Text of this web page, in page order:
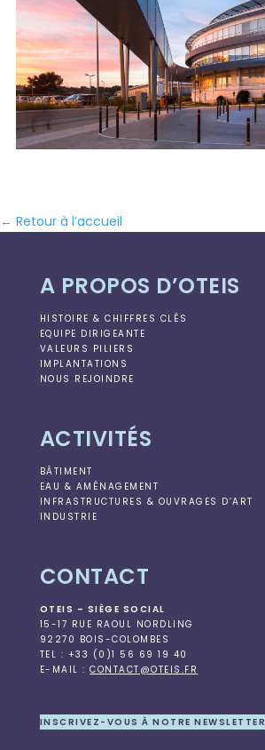
← Retour à l’accueil
A PROPOS D’OTEIS
HISTOIRE & CHIFFRES CLÉS
EQUIPE DIRIGEANTE
VALEURS PILIERS
IMPLANTATIONS
NOUS REJOINDRE
ACTIVITÉS
BÂTIMENT
EAU & AMÉNAGEMENT
INFRASTRUCTURES & OUVRAGES D’ART
INDUSTRIE
CONTACT
OTEIS – SIÈGE SOCIAL
15-17 RUE RAOUL NORDLING
92270 BOIS-COLOMBES
TEL : +33 (0)1 56 69 19 40
E-MAIL :CONTACT@OTEIS.FR
INSCRIVEZ-VOUS À NOTRE NEWSLETTER